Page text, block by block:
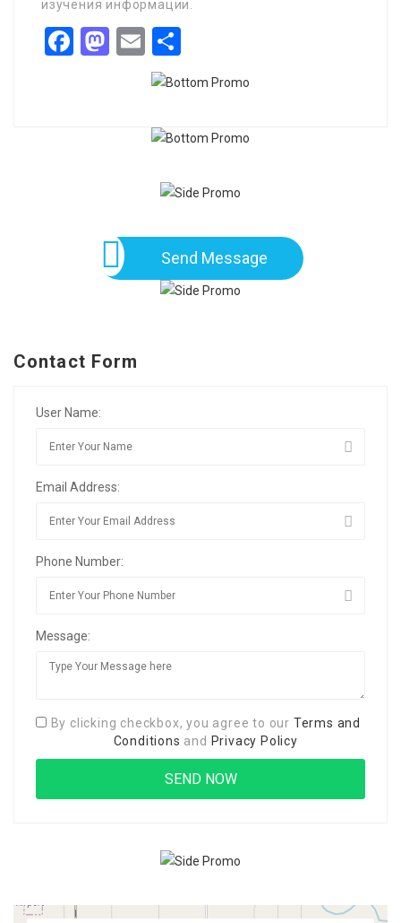
изучения информации.
Facebook
Mastodon
Email
Send Message
Contact Form
User Name:
Email Address:
Phone Number:
Message:
By clicking checkbox, you agree to our Terms and
Conditions and Privacy Policy